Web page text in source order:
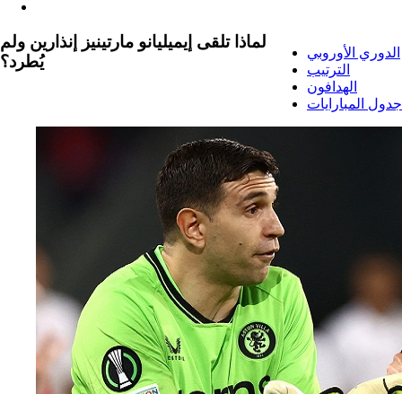
الدوري الأوروبي
الترتيب
الهدافون
جدول المبارايات
لماذا تلقى إيميليانو مارتينيز إنذارين ولم
يُطرد؟